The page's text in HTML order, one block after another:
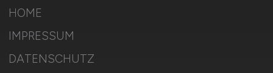
HOME
IMPRESSUM
DATENSCHUTZ